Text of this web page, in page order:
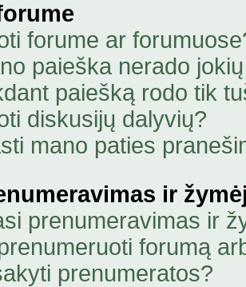
forume ar
paieška nerado
paiešką rodo tik
diskusijų dalyvių?
mano paties
ir
prenumeravimas ir
forumą
prenumeratos?